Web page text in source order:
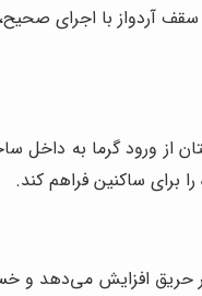
سقف آردواز با اجرای
از ورود گرما به داخل
برای ساکنین فراهم کند.
حریق افزایش می‌دهد